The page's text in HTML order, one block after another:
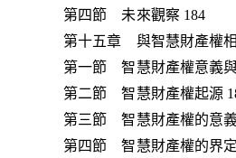
第四節 未來觀察 184
第十五章 與智慧財產權
第一節 智慧財產權意義
第二節 智慧財產權起源
第三節 智慧財產權的意
第四節 智慧財產權的界